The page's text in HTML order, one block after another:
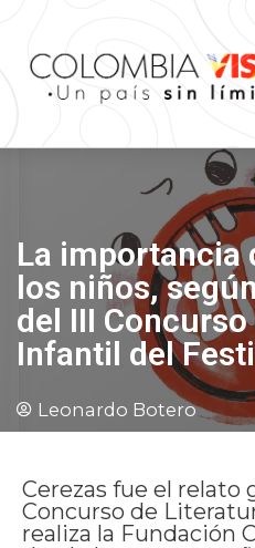
La importancia
los niños,
del III
Infantil del
Leonardo Botero
Cerezas fue el relato
Concurso de
realiza la Fundación